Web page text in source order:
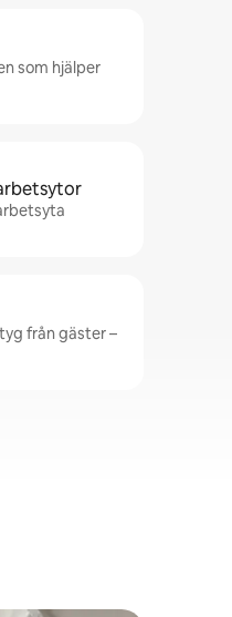
som hjälper
från gäster –